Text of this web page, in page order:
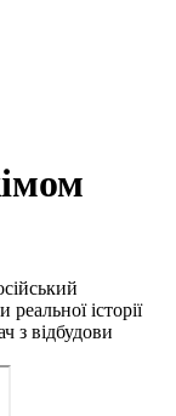
історії
з відбудови